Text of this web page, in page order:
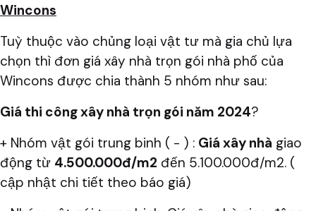
Wincons
Tuỳ thuộc vào chủng loại vật tư mà gia chủ lựa
chọn thì đơn giá xây nhà trọn gói nhà phố của
Wincons được chia thành 5 nhóm như sau:
Giá thi công xây nhà trọn gói năm 2024?
+ Nhóm vật gói trung binh ( - ) : Giá xây nhà giao
động từ 4.500.000đ/m2 đến 5.100.000đ/m2. (
cập nhật chi tiết theo báo giá)